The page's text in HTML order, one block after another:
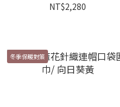
NT$2,280
冬季保暖對策